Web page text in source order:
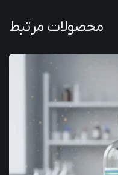
محصولات مرتبط